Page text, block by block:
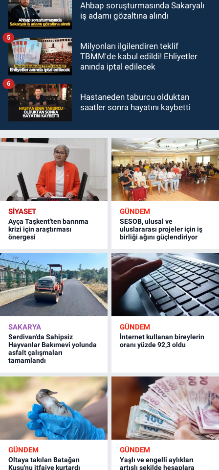
Ahbap soruşturmasında Sakaryalı
iş adamı gözaltına alındı
Milyonları ilgilendiren teklif
TBMM'de kabul edildi! Ehliyetler
anında iptal edilecek
5
Hastaneden taburcu olduktan
saatler sonra hayatını kaybetti
6
SİYASET
Ayça Taşkent'ten barınma
krizi için araştırması
önergesi
GÜNDEM
SESOB, ulusal ve
uluslararası projeler için iş
birliği ağını güçlendiriyor
SAKARYA
Serdivan'da Sahipsiz
Hayvanlar Bakımevi yolunda
asfalt çalışmaları
tamamlandı
GÜNDEM
İnternet kullanan bireylerin
oranı yüzde 92,3 oldu
GÜNDEM
Oltaya takılan Batağan
Kuşu'nu itfaiye kurtardı
GÜNDEM
Yaşlı ve engelli aylıkları
artışlı şekilde hesaplara